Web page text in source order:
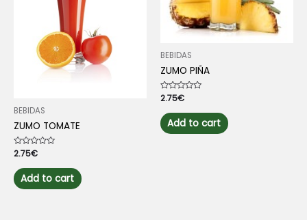
BEBIDAS
ZUMO TOMATE
Rated
0
out
of
5
2.75€
Add to cart
BEBIDAS
ZUMO PIÑA
Rated
out
of
5
2.75€
Add to cart